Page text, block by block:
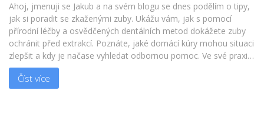
Ahoj, jmenuji se Jakub a na svém blogu se dnes podělím o tipy,
jak si poradit se zkaženými zuby. Ukážu vám, jak s pomocí
přírodní léčby a osvědčených dentálních metod dokážete zuby
ochránit před extrakcí. Poznáte, jaké domácí kúry mohou situaci
zlepšit a kdy je načase vyhledat odbornou pomoc. Ve své praxi
jsem se setkal s mnoha případy, a věřte mi, někdy stačí malá
změna v každodenní rutině či výběr správného zubního kartáčku,
Číst více